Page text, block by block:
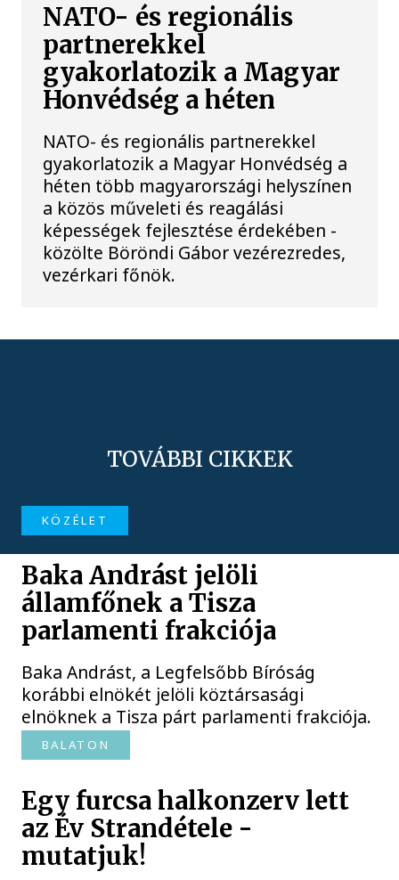
NATO- és regionális
partnerekkel
gyakorlatozik a Magyar
Honvédség a héten
NATO- és regionális partnerekkel
gyakorlatozik a Magyar Honvédség a
héten több magyarországi helyszínen
a közös műveleti és reagálási
képességek fejlesztése érdekében -
közölte Böröndi Gábor vezérezredes,
vezérkari főnök.
TOVÁBBI CIKKEK
KÖZÉLET
Baka Andrást jelöli
államfőnek a Tisza
parlamenti frakciója
Baka Andrást, a Legfelsőbb Bíróság
korábbi elnökét jelöli köztársasági
elnöknek a Tisza párt parlamenti frakciója.
BALATON
Egy furcsa halkonzerv lett
az Év Strandétele -
mutatjuk!